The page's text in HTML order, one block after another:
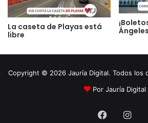
La caseta de Playas está
libre
Copyright © 2026 Jauría Digital. Todos los
Por Jauría Digital
Facebook